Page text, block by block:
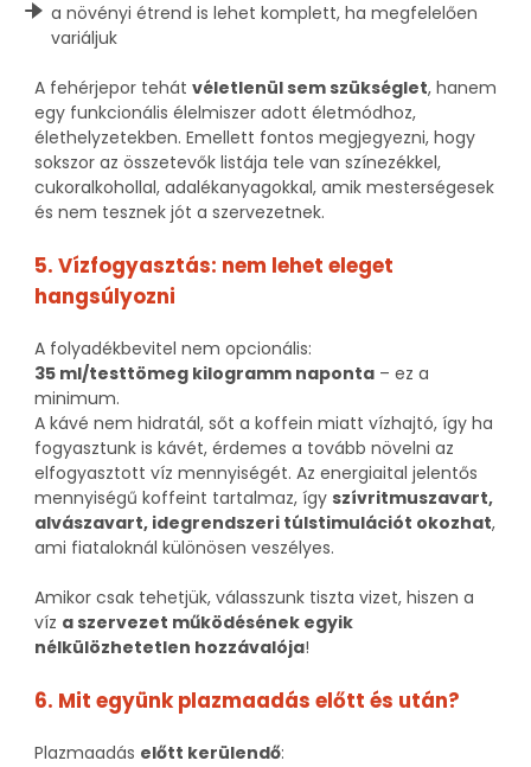
a növényi étrend is lehet komplett, ha megfelelően
variáljuk
A fehérjepor tehát véletlenül sem szükséglet, hanem
egy funkcionális élelmiszer adott életmódhoz,
élethelyzetekben. Emellett fontos megjegyezni, hogy
sokszor az összetevők listája tele van színezékkel,
cukoralkohollal, adalékanyagokkal, amik mesterségesek
és nem tesznek jót a szervezetnek.
5. Vízfogyasztás: nem lehet eleget
hangsúlyozni
A folyadékbevitel nem opcionális:
35 ml/testtömeg kilogramm naponta– ez a
minimum.
A kávé nem hidratál, sőt a koffein miatt vízhajtó, így ha
fogyasztunk is kávét, érdemes a tovább növelni az
elfogyasztott víz mennyiségét. Az energiaital jelentős
mennyiségű koffeint tartalmaz, így szívritmuszavart,
alvászavart, idegrendszeri túlstimulációt okozhat,
ami fiataloknál különösen veszélyes.
Amikor csak tehetjük, válasszunk tiszta vizet, hiszen a
víz a szervezet működésének egyik
nélkülözhetetlen hozzávalója!
6. Mit együnk plazmaadás előtt és után?
Plazmaadás előtt kerülendő: